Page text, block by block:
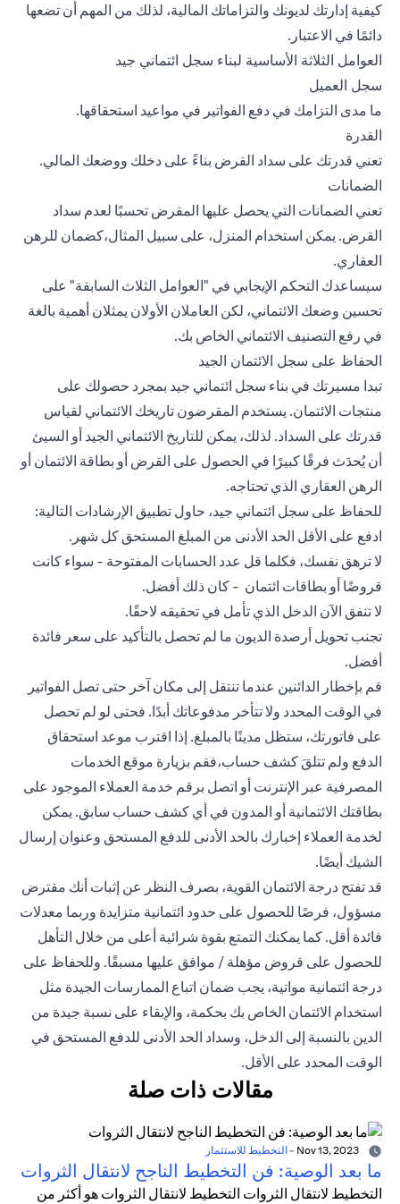
كيفية إدارتك لديونك والتزاماتك المالية، لذلك من المهم أن تضعها
دائمًا في الاعتبار.
العوامل الثلاثة الأساسية لبناء سجل ائتماني جيد
سجل العميل
ما مدى التزامك في دفع الفواتير في مواعيد استحقاقها.
القدرة
تعني قدرتك على سداد القرض بناءً على دخلك ووضعك المالي.
الضمانات
تعني الضمانات التي يحصل عليها المقرض تحسبًا لعدم سداد
القرض. يمكن استخدام المنزل، على سبيل المثال،كضمان للرهن
العقاري.
سيساعدك التحكم الإيجابي في "العوامل الثلاث السابقة" على
تحسين وضعك الائتماني، لكن العاملان الأولان يمثلان أهمية بالغة
في رفع التصنيف الائتماني الخاص بك.
الحفاظ على سجل الائتمان الجيد
تبدا مسيرتك في بناء سجل ائتماني جيد بمجرد حصولك على
منتجات الائتمان. يستخدم المقرضون تاريخك الائتماني لقياس
قدرتك على السداد. لذلك، يمكن للتاريخ الائتماني الجيد أو السيئ
أن يُحدَث فرقًا كبيرًا في الحصول على القرض أو بطاقة الائتمان أو
الرهن العقاري الذي تحتاجه.
للحفاظ على سجل ائتماني جيد، حاول تطبيق الإرشادات التالية:
ادفع على الأقل الحد الأدنى من المبلغ المستحق كل شهر.
لا ترهق نفسك، فكلما قل عدد الحسابات المفتوحة - سواء كانت
قروضًا أو بطاقات ائتمان - كان ذلك أفضل.
لا تنفق الآن الدخل الذي تأمل في تحقيقه لاحقًا.
تجنب تحويل أرصدة الديون ما لم تحصل بالتأكيد على سعر فائدة
أفضل.
قم بإخطار الدائنين عندما تنتقل إلى مكان آخر حتى تصل الفواتير
في الوقت المحدد ولا تتأخر مدفوعاتك أبدًا. فحتى لو لم تحصل
على فاتورتك، ستظل مدينًا بالمبلغ. إذا اقترب موعد استحقاق
الدفع ولم تتلقَ كشف حساب،فقم بزيارة موقع الخدمات
المصرفية عبر الإنترنت أو اتصل برقم خدمة العملاء الموجود على
بطاقتك الائتمانية أو المدون في أي كشف حساب سابق. يمكن
لخدمة العملاء إخبارك بالحد الأدنى للدفع المستحق وعنوان إرسال
الشيك أيضًا.
قد تفتح درجة الائتمان القوية، بصرف النظر عن إثبات أنك مقترض
مسؤول، فرصًا للحصول على حدود ائتمانية متزايدة وربما معدلات
فائدة أقل. كما يمكنك التمتع بقوة شرائية أعلى من خلال التأهل
للحصول على قروض مؤهلة / موافق عليها مسبقًا. وللحفاظ على
درجة ائتمانية مواتية، يجب ضمان اتباع الممارسات الجيدة مثل
استخدام الائتمان الخاص بك بحكمة، والإبقاء على نسبة جيدة من
الدين بالنسبة إلى الدخل، وسداد الحد الأدنى للدفع المستحق في
الوقت المحدد على الأقل.
مقالات ذات صلة
- التخطيط للاستثمار
ما بعد الوصية: فن التخطيط الناجح لانتقال الثروات
التخطيط لانتقال الثروات التخطيط لانتقال الثروات هو أكثر من